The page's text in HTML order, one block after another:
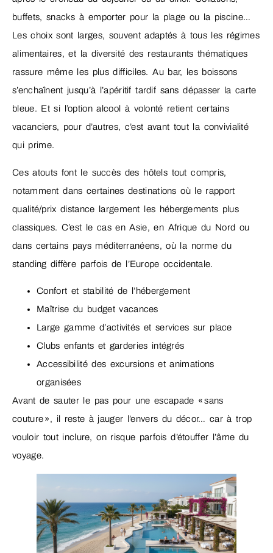
buffets, snacks à emporter pour la plage ou la piscine…
Les choix sont larges, souvent adaptés à tous les régimes
alimentaires, et la diversité des restaurants thématiques
rassure même les plus difficiles. Au bar, les boissons
s’enchaînent jusqu’à l’apéritif tardif sans dépasser la carte
bleue. Et si l’option alcool à volonté retient certains
vacanciers, pour d’autres, c’est avant tout la convivialité
qui prime.
Ces atouts font le succès des hôtels tout compris,
notamment dans certaines destinations où le rapport
qualité/prix distance largement les hébergements plus
classiques. C’est le cas en Asie, en Afrique du Nord ou
dans certains pays méditerranéens, où la norme du
standing diffère parfois de l’Europe occidentale.
Confort et stabilité de l’hébergement
Maîtrise du budget vacances
Large gamme d’activités et services sur place
Clubs enfants et garderies intégrés
Accessibilité des excursions et animations
organisées
Avant de sauter le pas pour une escapade « sans
couture », il reste à jauger l’envers du décor… car à trop
vouloir tout inclure, on risque parfois d’étouffer l’âme du
voyage.